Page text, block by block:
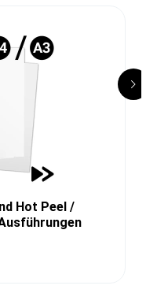
Hot Peel /